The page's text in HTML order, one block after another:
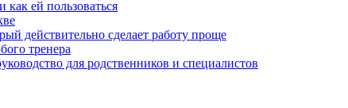
ей пользоваться
действительно сделает работу проще
тренера
для родственников и специалистов